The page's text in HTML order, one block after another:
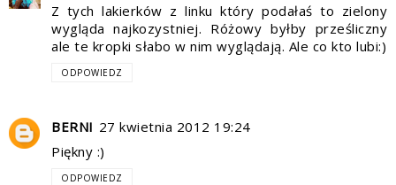
Z tych lakierków z linku który podałaś to zielony
wygląda najkozystniej. Różowy byłby prześliczny
ale te kropki słabo w nim wyglądają. Ale co kto lubi:)
ODPOWIEDZ
BERNI 27 kwietnia 2012 19:24
Piękny :)
ODPOWIEDZ